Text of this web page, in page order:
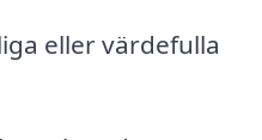
eller värdefulla